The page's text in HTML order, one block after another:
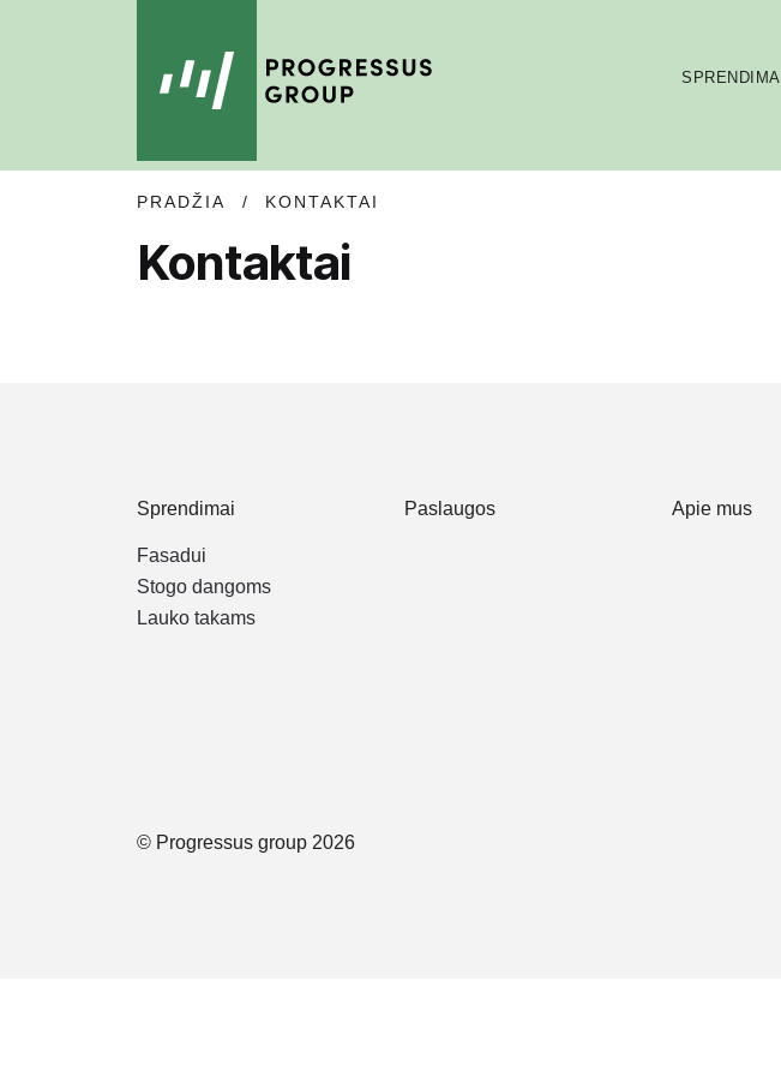
SPRENDIMAI
NAVIGACIJĄ
TURINĮ
PRADŽIA / KONTAKTAI
Kontaktai
Sprendimai
Fasadui
Stogo dangoms
Lauko takams
Paslaugos Apie mus
© Progressus group 2026